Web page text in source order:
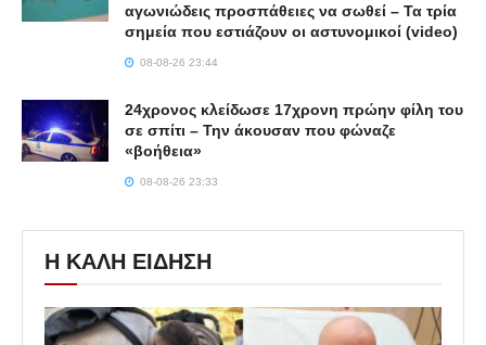
αγωνιώδεις προσπάθειες να σωθεί – Τα τρία
σημεία που εστιάζουν οι αστυνομικοί (video)
08-08-26 23:44
24χρονος κλείδωσε 17χρονη πρώην φίλη του
σε σπίτι – Την άκουσαν που φώναζε
«βοήθεια»
08-08-26 23:33
Η ΚΑΛΗ ΕΙΔΗΣΗ